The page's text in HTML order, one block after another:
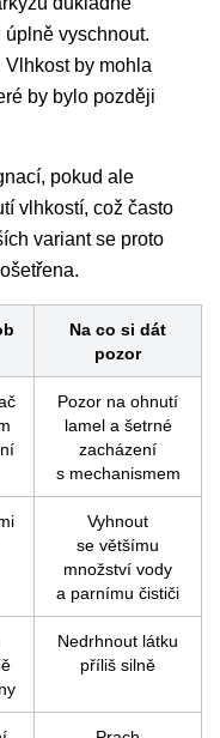
vyschnout.
Vlhkost by mohla
by bylo později
pokud ale
vlhkostí, což často
variant se proto
Na co si dát
pozor
Pozor na ohnutí
lamel a šetrné
zacházení
s mechanismem
Vyhnout
se většímu
množství vody
a parnímu čističi
Nedrhnout látku
příliš silně